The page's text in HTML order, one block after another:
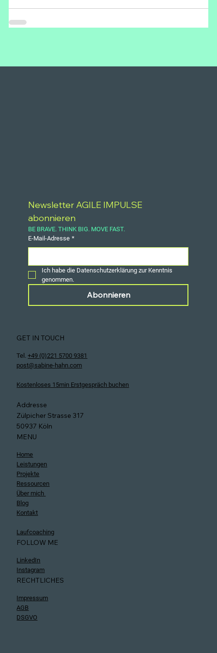
Newsletter AGILE IMPULSE
abonnieren
BE BRAVE. THINK BIG. MOVE FAST.
E-Mail-Adresse *
Ich habe die Datenschutzerklärung zur Kenntnis
genommen.
Abonnieren
GET IN TOUCH
Tel.+49 (0)221 5700 9381
post@sabine-hahn.com
Kostenloses 15min Erstgespräch buchen
Addresse
Zülpicher Strasse 317
50937 Köln
MENU
Home
Leistungen
Projekte
Ressourcen
Über mich
Blog
Kontakt
Laufcoaching
FOLLOW ME
LinkedIn
Instagram
RECHTLICHES
Impressum
AGB
DSGVO